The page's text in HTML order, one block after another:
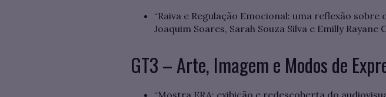
“Raiva e Regulação Emocional: uma reflexão
Joaquim Soares, Sarah Souza Silva e Emilly Rayane
GT3 – Arte, Imagem e Modos de
“Mostra ERA: exibição e redescoberta do